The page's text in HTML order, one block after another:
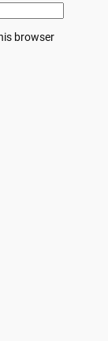
browser